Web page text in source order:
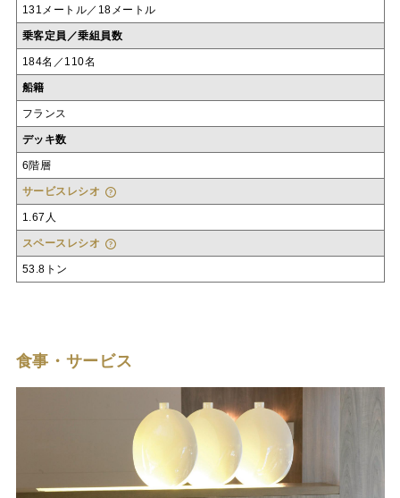
131メートル／18メートル
乗客定員／乗組員数
184名／110名
船籍
フランス
デッキ数
6階層
サービスレシオ
1.67人
スペースレシオ
53.8トン
食事・サービス